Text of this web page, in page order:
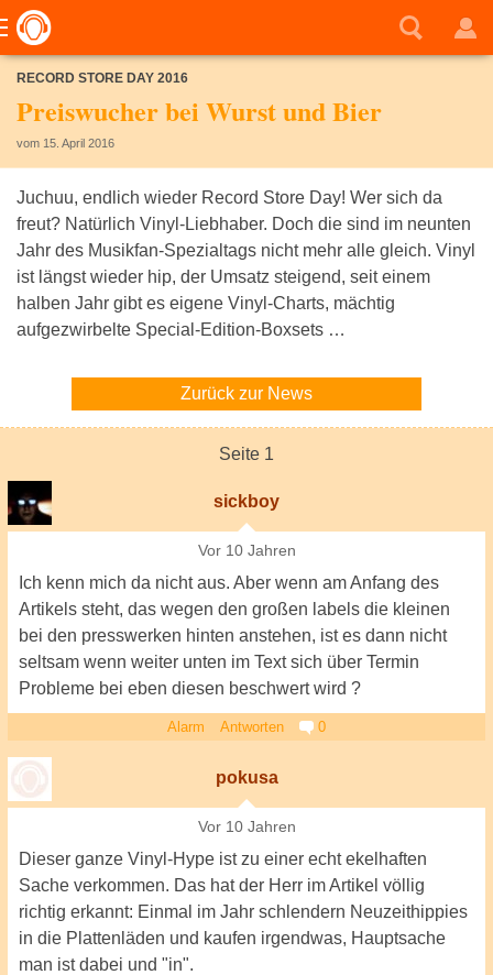
RECORD STORE DAY 2016
Preiswucher bei Wurst und Bier
vom 15. April 2016
Juchuu, endlich wieder Record Store Day! Wer sich da
freut? Natürlich Vinyl-Liebhaber. Doch die sind im neunten
Jahr des Musikfan-Spezialtags nicht mehr alle gleich. Vinyl
ist längst wieder hip, der Umsatz steigend, seit einem
halben Jahr gibt es eigene Vinyl-Charts, mächtig
aufgezwirbelte Special-Edition-Boxsets …
Zurück zur News
Seite 1
sickboy
Vor 10 Jahren
Ich kenn mich da nicht aus. Aber wenn am Anfang des
Artikels steht, das wegen den großen labels die kleinen
bei den presswerken hinten anstehen, ist es dann nicht
seltsam wenn weiter unten im Text sich über Termin
Probleme bei eben diesen beschwert wird ?
Alarm Antworten 0
pokusa
Vor 10 Jahren
Dieser ganze Vinyl-Hype ist zu einer echt ekelhaften
Sache verkommen. Das hat der Herr im Artikel völlig
richtig erkannt: Einmal im Jahr schlendern Neuzeithippies
in die Plattenläden und kaufen irgendwas, Hauptsache
man ist dabei und "in".